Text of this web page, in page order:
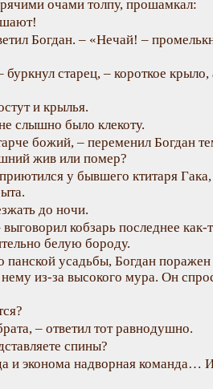
очами толпу, прошамкал:
Богдан. – «Нечай! –
старец, – короткое крыло,
и крылья.
слышно было клекоту.
божий, – переменил Богдан
жив или помер?
у бывшего ктитаря
до ночи.
кобзарь последнее как-
белую бороду.
усадьбы, Богдан
из-за высокого мура. Он
– ответил тот равнодушно.
спины?
и эконома надворная команда… И